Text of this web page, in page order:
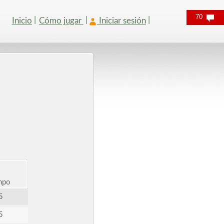
Inicio Cómo jugar Iniciar sesión 70